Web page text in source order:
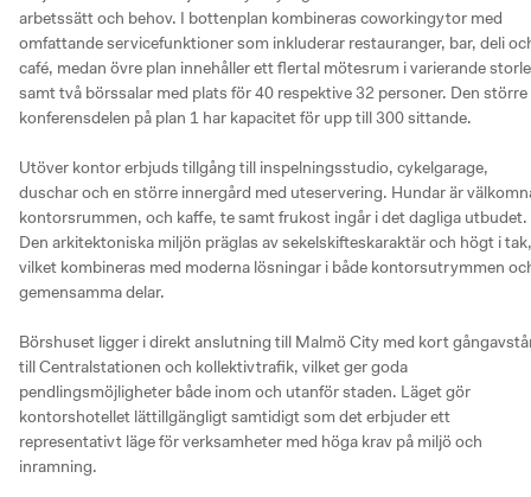
arbetssätt och behov. I bottenplan kombineras coworkingytor med
omfattande servicefunktioner som inkluderar restauranger, bar, deli
café, medan övre plan innehåller ett flertal mötesrum i varierande
samt två börssalar med plats för 40 respektive 32 personer. Den större
konferensdelen på plan 1 har kapacitet för upp till 300 sittande.
Utöver kontor erbjuds tillgång till inspelningsstudio, cykelgarage,
duschar och en större innergård med uteservering. Hundar är
kontorsrummen, och kaffe, te samt frukost ingår i det dagliga utbudet.
Den arkitektoniska miljön präglas av sekelskifteskaraktär och högt i tak,
vilket kombineras med moderna lösningar i både kontorsutrymmen
gemensamma delar.
Börshuset ligger i direkt anslutning till Malmö City med kort
till Centralstationen och kollektivtrafik, vilket ger goda
pendlingsmöjligheter både inom och utanför staden. Läget gör
kontorshotellet lättillgängligt samtidigt som det erbjuder ett
representativt läge för verksamheter med höga krav på miljö och
inramning.